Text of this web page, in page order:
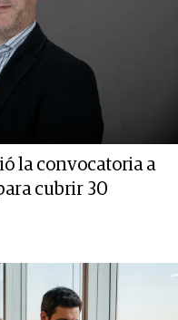
la convocatoria a
cubrir 30